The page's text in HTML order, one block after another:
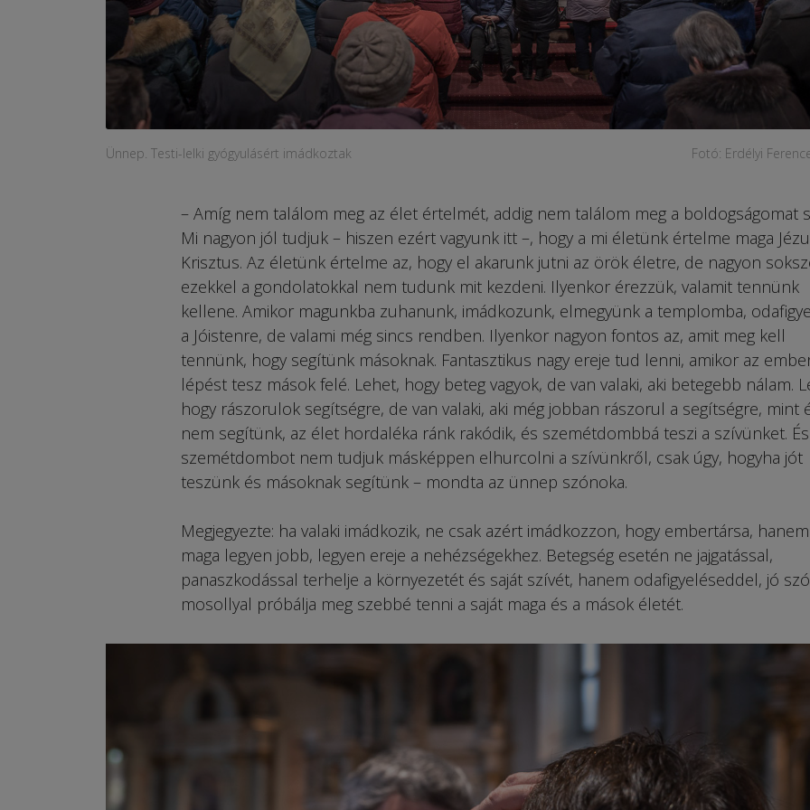
Fotó: Erdélyi
Ünnep. Testi-lelki gyógyulásért imádkoztak
– Amíg nem találom meg az élet értelmét, addig nem találom meg a boldogságomat
Mi nagyon jól tudjuk – hiszen ezért vagyunk itt –, hogy a mi életünk értelme maga
Krisztus. Az életünk értelme az, hogy el akarunk jutni az örök életre, de nagyon
ezekkel a gondolatokkal nem tudunk mit kezdeni. Ilyenkor érezzük, valamit tennünk
kellene. Amikor magunkba zuhanunk, imádkozunk, elmegyünk a templomba,
a Jóistenre, de valami még sincs rendben. Ilyenkor nagyon fontos az, amit meg kell
tennünk, hogy segítünk másoknak. Fantasztikus nagy ereje tud lenni, amikor az
lépést tesz mások felé. Lehet, hogy beteg vagyok, de van valaki, aki betegebb nálam.
hogy rászorulok segítségre, de van valaki, aki még jobban rászorul a segítségre, mint
nem segítünk, az élet hordaléka ránk rakódik, és szemétdombbá teszi a szívünket.
szemétdombot nem tudjuk másképpen elhurcolni a szívünkről, csak úgy, hogyha jót
teszünk és másoknak segítünk – mondta az ünnep szónoka.
Megjegyezte: ha valaki imád­kozik, ne csak azért imád­kozzon, hogy embertársa,
maga legyen jobb, legyen ereje a nehézségekhez. Betegség esetén ne jajgatással,
panaszkodással terhelje a környezetét és saját szívét, hanem odafigyeléseddel, jó
mosollyal próbálja meg szebbé tenni a saját maga és a mások életét.